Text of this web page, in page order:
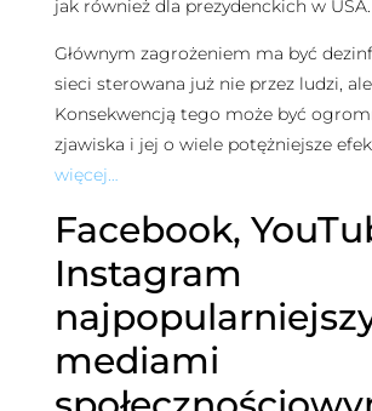
jak również dla prezydenckich w USA.
Głównym zagrożeniem ma być
sieci sterowana już nie przez ludzi,
Konsekwencją tego może być
zjawiska i jej o wiele potężniejsze
więcej…
Facebook,
Instagram
mediami